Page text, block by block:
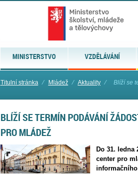
MINISTERSTVO VZDĚLÁVÁNÍ
Titulní stránka ⁄ Mládež ⁄ Aktuality ⁄ Blíží se
BLÍŽÍ SE TERMÍN PODÁVÁNÍ
PRO MLÁDEŽ
Do 31.
center pro
informačního